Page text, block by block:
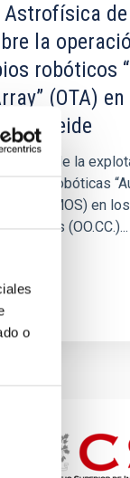
o
de
la
robóticos
(OTA) en
del Teide
de la
robóticas
(AMOS) en los
(OO.CC.)...